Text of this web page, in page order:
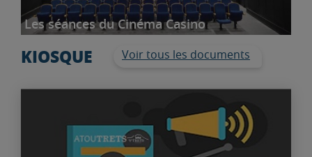
Les séances du Cinéma Casino
KIOSQUE Voir tous les documents